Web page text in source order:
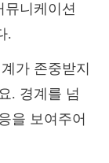
뮤니케이션
.
가 존중받지
. 경계를 넘
을 보여주어